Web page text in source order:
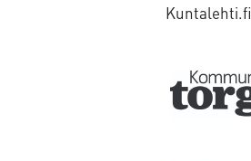
Kuntalehti.fi